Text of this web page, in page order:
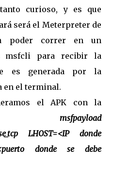
curioso, y es que
será el Meterpreter de
poder correr en un
msfcli para recibir la
es generada por la
en el terminal.
el APK con la
msfpayload
LHOST=<IP donde
donde se debe